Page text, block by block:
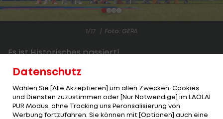
1/17 Foto: GEPA
Es ist Historisches passiert!
Das ÖFB-Team schlägt am dritten Spieltag der
EURO-Gruppe-D die Niederlande sensationell mit
3:2 (Spielbericht>>>) und steigt, noch
sensationeller, als Gruppensieger ins Achtelfinale
Datenschutz
Wählen Sie [Alle Akzeptieren] um allen Zwecken, Cookies
und Diensten zuzustimmen oder [Nur Notwendige] im LAOLA1
PUR Modus, ohne Tracking uns Peronsalisierung von
Werbung fortzufahren. Sie können mit [Optionen] auch eine